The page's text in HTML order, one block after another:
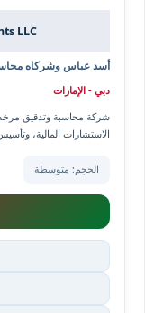
LLC
أسد عباس وشركاه
دبي - الإمارات
شركة محاسبة وتدقيق
الاستشارات المالية، وتأسيس
الحجم: متوسطة